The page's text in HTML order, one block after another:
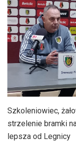
Szkoleniowiec,
strzelenie bramki
lepsza od Legnicy